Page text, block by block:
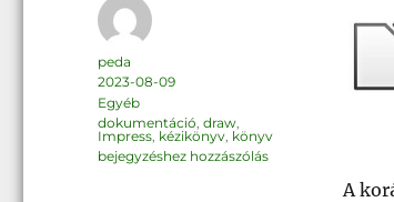
A
Szerző
peda
Közzétéve
2023-08-09
Kategória
Egyéb
Címke
dokumentáció,draw,
Impress, kézikönyv, könyv
Kettős
ajándék
bejegyzéshez hozzászólás